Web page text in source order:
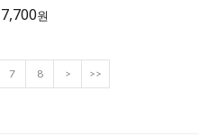
7,700원
7 8 > >>